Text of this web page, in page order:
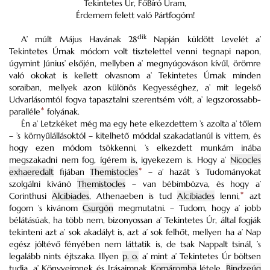
Tekintetes Úr, FőBíró Uram,
Érdemem felett való Pártfogóm!
A’ múlt Május Havának 28dikNapján küldött Levelét a’
Tekintetes Úrnak módom volt tisztelettel venni tegnapi napon,
úgymint Június’ elsőjén, mellyben a’ megnyúgováson kívűl, örömre
való okokat is kellett olvasnom a’ Tekintetes Úrnak minden
soraiban, mellyek azon különös Kegyességhez, a’ mit legelső
Udvarlásomtól fogva tapasztalni szerentsém vólt, a’ legszorossabb-
paralléle* folyának.
Én a’ Letzkéket még ma egy hete elkezdettem ’s azolta a’ tőlem
– ’s környűlállásoktól – kitelhető móddal szakadatlanúl is vittem, és
hogy ezen módom tsökkenni, ’s elkezdett munkám inába
megszakadni nem fog, ígérem is, igyekezem is. Hogy a’ Nicocles
exhaeredalt fijábanThemistocles*
– a’ hazát ’s Tudományokat
szolgálni kívánóThemistocles – van bébimbózva, és hogy a’
Corinthusi Alcibiades, Athenaeben is tud Alcibiades lenni,*
azt
fogom ’s kivánom Csurgón megmutatni. – Tudom, hogy a’ jobb
bélátásúak, ha több nem, bizonyossan a’ Tekintetes Úr, által fogják
tekinteni azt a’ sok akadályt is, azt a’ sok felhőt, mellyen ha a’ Nap
egész jóltévő fényében nem láttatik is, de tsak Nappalt tsinál, ’s
legalább nints éjtszaka. Illyen p. o. a’ mint a’ Tekintetes Úr böltsen